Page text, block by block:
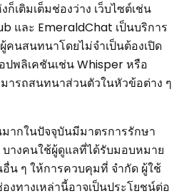
เติมเต็มช่องว่าง เว็บไซต์เช่น
และ EmeraldChat เป็นบริการ
นสนทนาโดยไม่จำเป็นต้องเปิด
ปพลิเคชันเช่น Whisper หรือ
ารถสนทนาส่วนตัวในหัวข้อต่าง ๆ
ากในปัจจุบันมีมาตรการรักษา
างคนใช้ผู้ดูแลที่ได้รับมอบหมาย
น ๆ ให้การควบคุมที่ จำกัด ผู้ใช้
งทางเหล่านี้อาจเป็นประโยชน์ต่อ